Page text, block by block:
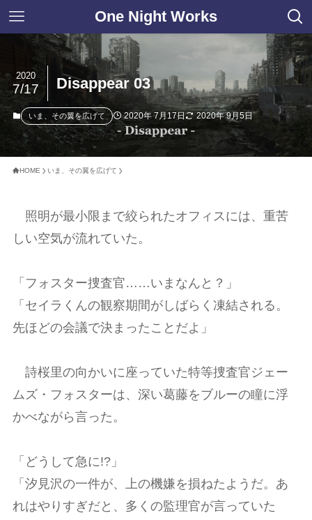
One Night Works
Disappear 03
2020
7/17
いま、その翼を広げて 2020年 7月17日 2020年 9月5日
HOME いま、その翼を広げて
照明が最小限まで絞られたオフィスには、重苦
しい空気が流れていた。
「フォスター捜査官……いまなんと？」
「セイラくんの観察期間がしばらく凍結される。
先ほどの会議で決まったことだよ」
詩桜里の向かいに座っていた特等捜査官ジェー
ムズ・フォスターは、深い葛藤をブルーの瞳に浮
かべながら言った。
「どうして急に!?」
「汐見沢の一件が、上の機嫌を損ねたようだ。あ
れはやりすぎだと、多くの監理官が言っていた